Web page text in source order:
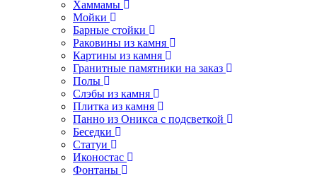
Хаммамы
Мойки
Барные стойки
Раковины из камня
Картины из камня
Гранитные памятники на заказ
Полы
Слэбы из камня
Плитка из камня
Панно из Оникса с подсветкой
Беседки
Статуи
Иконостас
Фонтаны